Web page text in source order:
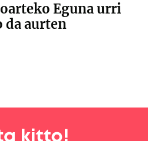
Eguna urri
da aurten